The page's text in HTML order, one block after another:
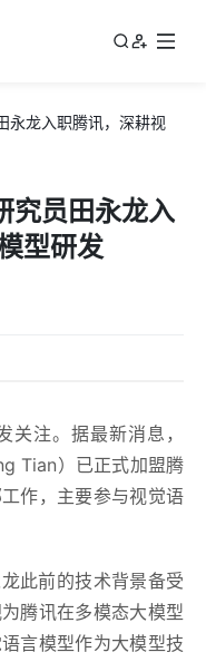
永龙入职腾讯，深耕视
究员田永龙入
型研发
关注。据最新消息，
Tian）已正式加盟腾
作，主要参与视觉语
此前的技术背景备受
腾讯在多模态大模型
言模型作为大模型技